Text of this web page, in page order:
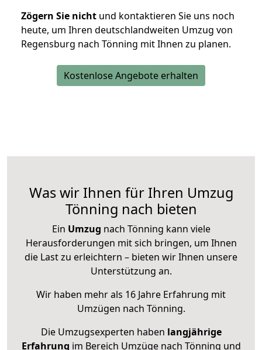
Zögern Sie nicht und kontaktieren Sie uns noch
heute, um Ihren deutschlandweiten Umzug von
Regensburg nach Tönning mit Ihnen zu planen.
Kostenlose Angebote erhalten
Was wir Ihnen für Ihren Umzug
Tönning nach bieten
Ein Umzug nach Tönning kann viele
Herausforderungen mit sich bringen, um Ihnen
die Last zu erleichtern – bieten wir Ihnen unsere
Unterstützung an.
Wir haben mehr als 16 Jahre Erfahrung mit
Umzügen nach Tönning.
Die Umzugsexperten haben langjährige
Erfahrung im Bereich Umzüge nach Tönning und